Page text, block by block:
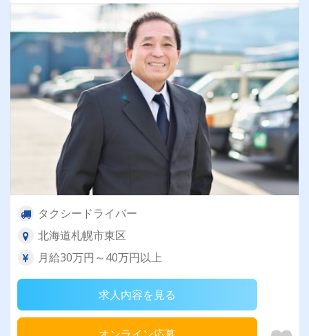
タクシードライバー
北海道札幌市東区
月給30万円～40万円以上
求人内容を見る